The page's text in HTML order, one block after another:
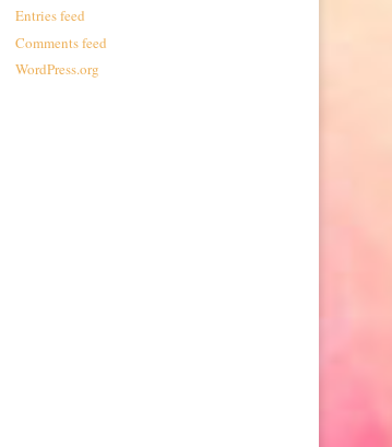
Entries feed
Comments feed
WordPress.org